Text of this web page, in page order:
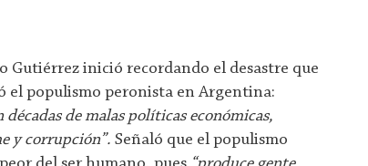
Gutiérrez inició recordando el desastre que
el populismo peronista en Argentina:
décadas de malas políticas económicas,
y corrupción”. Señaló que el populismo